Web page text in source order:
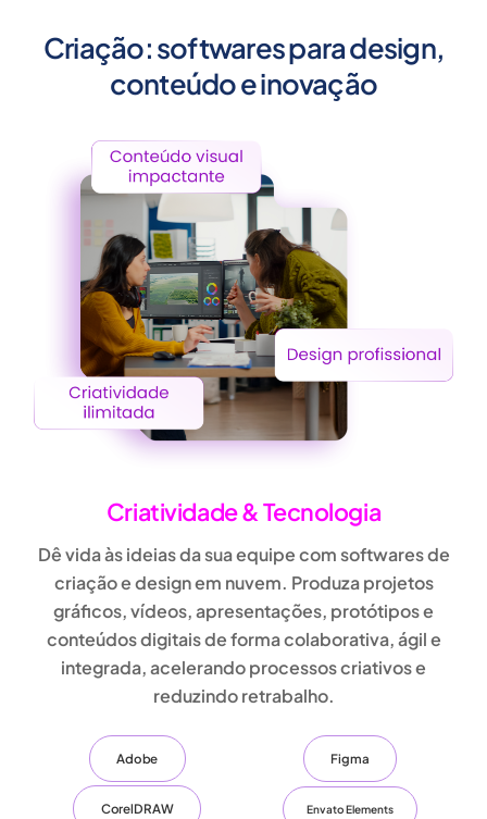
Criação: softwares para design,
conteúdo e inovação
Criatividade & Tecnologia
Dê vida às ideias da sua equipe com softwares de
criação e design em nuvem. Produzaprojetos
gráficos, vídeos, apresentações, protótipos e
conteúdos digitaisde forma colaborativa, ágil e
integrada, acelerando processos criativos e
reduzindo retrabalho.
Adobe Figma
CorelDRAW Envato Elements